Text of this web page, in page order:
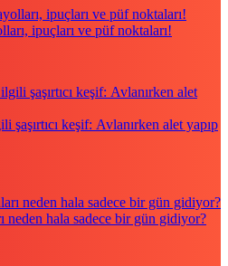
ipuçları ve püf noktaları!
keşif: Avlanırken alet yapıp
neden hala sadece bir gün gidiyor?